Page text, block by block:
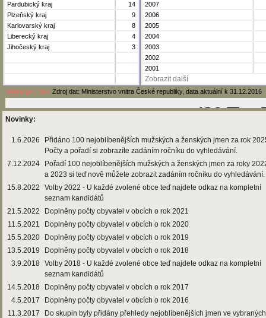
Pardubický kraj
14
Plzeňský kraj
9
Karlovarský kraj
8
Liberecký kraj
4
Jihočeský kraj
3
2007
2006
2005
2004
2003
2002
2001
Zobrazit další
Verze pro tisk Zdroj dat: Ministerstvo vnitra České republiky, data aktuální k 31.12.2016
Novinky:
1.6.2026
Přidáno 100 nejoblíbenějších mužských a ženských jmen za rok
Počty a pořadí si zobrazíte zadáním ročníku do vyhledávání.
7.12.2024
Pořadí 100 nejoblíbenějších mužských a ženských jmen za roky
a 2023 si teď nově můžete zobrazit zadáním ročníku do vyhledávání.
15.8.2022
Volby 2022 - U každé zvolené obce teď najdete odkaz na kompletní
seznam kandidátů
21.5.2022
Doplněny počty obyvatel v obcích o rok 2021
11.5.2021
Doplněny počty obyvatel v obcích o rok 2020
15.5.2020
Doplněny počty obyvatel v obcích o rok 2019
13.5.2019
Doplněny počty obyvatel v obcích o rok 2018
3.9.2018 Volby 2018 - U každé zvolené obce teď najdete odkaz na kompletní
seznam kandidátů
14.5.2018
Doplněny počty obyvatel v obcích o rok 2017
4.5.2017
Doplněny počty obyvatel v obcích o rok 2016
11.3.2017
Do skupin byly přidány přehledy nejoblíbenějších jmen ve vybraných